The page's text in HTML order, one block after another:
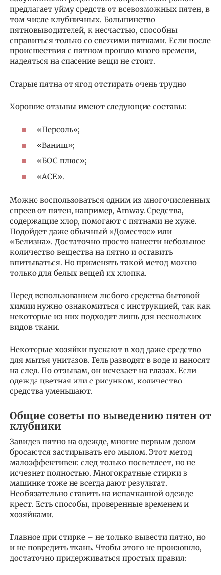
предлагает уйму средств от всевозможных пятен, в
том числе клубничных. Большинство
пятновыводителей, к несчастью, способны
справиться только со свежими пятнами. Если после
происшествия с пятном прошло много времени,
надеяться на спасение вещи не стоит.
Старые пятна от ягод отстирать очень трудно
Хорошие отзывы имеют следующие составы:
«Персоль»;
«Ваниш»;
«БОС плюс»;
«АСЕ».
Можно воспользоваться одним из многочисленных
спреев от пятен, например, Amway. Средства,
содержащие хлор, помогают с пятнами не хуже.
Подойдет даже обычный «Доместос» или
«Белизна». Достаточно просто нанести небольшое
количество вещества на пятно и оставить
впитываться. Но применять такой метод можно
только для белых вещей их хлопка.
Перед использованием любого средства бытовой
химии нужно ознакомиться с инструкцией, так как
некоторые из них подходят лишь для нескольких
видов ткани.
Некоторые хозяйки пускают в ход даже средство
для мытья унитазов. Гель разводят в воде и наносят
на след. По отзывам, он исчезает на глазах. Если
одежда цветная или с рисунком, количество
средства уменьшают.
Общие советы по выведению пятен от
клубники
Завидев пятно на одежде, многие первым делом
бросаются застирывать его мылом. Этот метод
малоэффективен: след только посветлеет, но не
исчезнет полностью. Многократные стирки в
машинке тоже не всегда дают результат.
Необязательно ставить на испачканной одежде
крест. Есть способы, проверенные временем и
хозяйками.
Главное при стирке – не только вывести пятно, но
и не повредить ткань. Чтобы этого не произошло,
достаточно придерживаться простых правил: